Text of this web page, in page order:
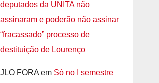
deputados da UNITA não
assinaram e poderão não assinar
“fracassado” processo de
destituição de Lourenço
JLO FORAem Só no I semestre